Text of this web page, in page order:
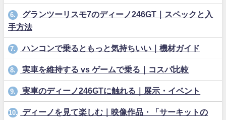
6.
グランツーリスモ7のディーノ246GT｜スペックと入
手方法
7. ハンコンで乗るともっと気持ちいい｜機材ガイド
8. 実車を維持する vs ゲームで乗る｜コスパ比較
9. 実車のディーノ246GTに触れる｜展示・イベント
10.
ディーノを見て楽しむ｜映像作品・「サーキットの